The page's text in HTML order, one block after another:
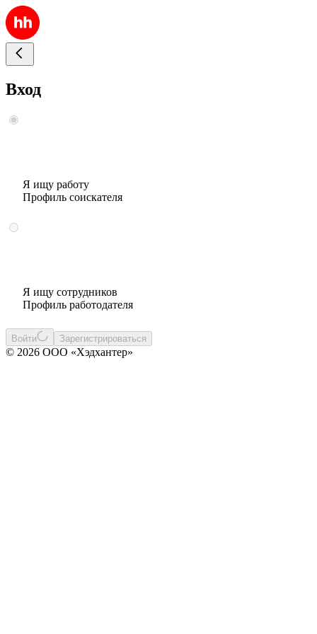
Вход
Я ищу работу
Профиль соискателя
Я ищу сотрудников
Профиль работодателя
Войти Зарегистрироваться
© 2026 ООО «Хэдхантер»